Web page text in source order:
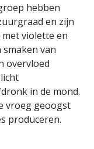
hebben
en zijn
violette en
smaken van
overvloed
in de mond.
vroeg geoogst
produceren.